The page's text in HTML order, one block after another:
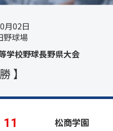
月02日
野球場
学校野球長野県大会
】
11 松商学園